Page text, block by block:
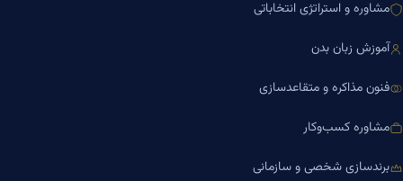
مشاوره و استراتژی انتخاباتی
آموزش زبان بدن
فنون مذاکره و متقاعدسازی
مشاوره کسب‌وکار
برندسازی شخصی و سازمانی